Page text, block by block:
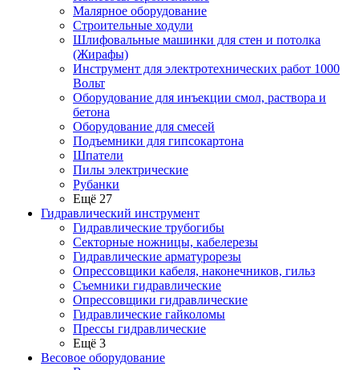
Малярное оборудование
Строительные ходули
Шлифовальные машинки для стен и потолка
(Жирафы)
Инструмент для электротехнических работ 1000
Вольт
Оборудование для инъекции смол, раствора и
бетона
Оборудование для смесей
Подъемники для гипсокартона
Шпатели
Пилы электрические
Рубанки
Ещё 27
Гидравлический инструмент
Гидравлические трубогибы
Секторные ножницы, кабелерезы
Гидравлические арматурорезы
Опрессовщики кабеля, наконечников, гильз
Съемники гидравлические
Опрессовщики гидравлические
Гидравлические гайколомы
Прессы гидравлические
Ещё 3
Весовое оборудование